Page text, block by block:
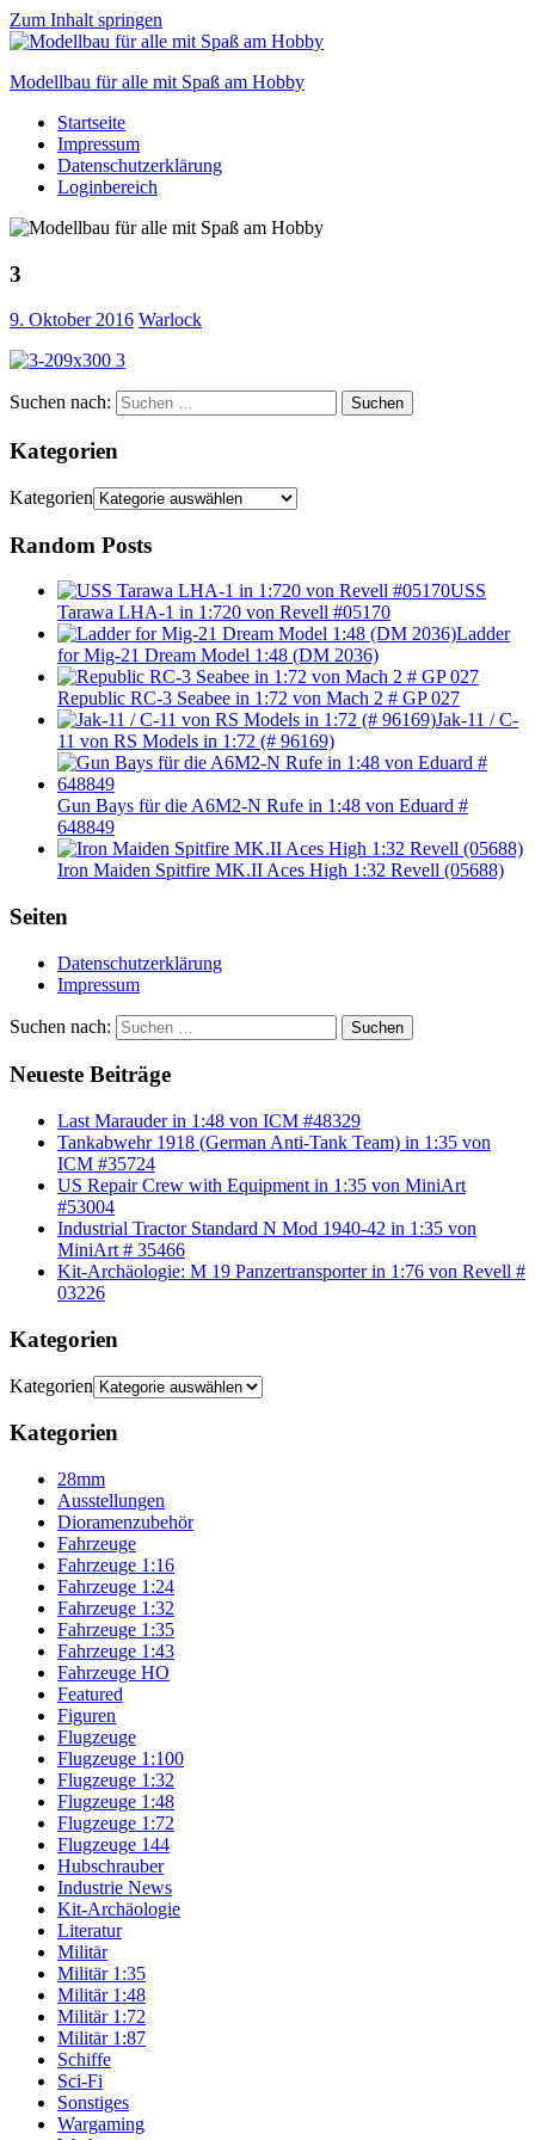
Zum Inhalt springen
Modellbau für alle mit Spaß am Hobby
Scale
modelling
to
Startseite
Impressum
Datenschutzerklärung
Loginbereich
3
9. Oktober 2016 Warlock
Suchen nach: Suchen
Kategorien
Kategorien
Random Posts
USS
Tarawa LHA-1 in 1:720 von Revell #05170
Ladder
for Mig-21 Dream Model 1:48 (DM 2036)
Republic RC-3 Seabee in 1:72 von Mach 2 # GP 027
Jak-11 / C-
11 von RS Models in 1:72 (# 96169)
Gun Bays für die A6M2-N Rufe in 1:48 von Eduard #
648849
Iron Maiden Spitfire MK.II Aces High 1:32 Revell (05688)
Seiten
Datenschutzerklärung
Impressum
Suchen nach: Suchen
Neueste Beiträge
Last Marauder in 1:48 von ICM #48329
Tankabwehr 1918 (German Anti-Tank Team) in 1:35 von
ICM #35724
US Repair Crew with Equipment in 1:35 von MiniArt
#53004
Industrial Tractor Standard N Mod 1940-42 in 1:35 von
MiniArt # 35466
Kit-Archäologie: M 19 Panzertransporter in 1:76 von Revell #
03226
Kategorien
Kategorien
Kategorien
28mm
Ausstellungen
Dioramenzubehör
Fahrzeuge
Fahrzeuge 1:16
Fahrzeuge 1:24
Fahrzeuge 1:32
Fahrzeuge 1:35
Fahrzeuge 1:43
Fahrzeuge HO
Featured
Figuren
Flugzeuge
Flugzeuge 1:100
Flugzeuge 1:32
Flugzeuge 1:48
Flugzeuge 1:72
Flugzeuge 144
Hubschrauber
Industrie News
Kit-Archäologie
Literatur
Militär
Militär 1:35
Militär 1:48
Militär 1:72
Militär 1:87
Schiffe
Sci-Fi
Sonstiges
Wargaming